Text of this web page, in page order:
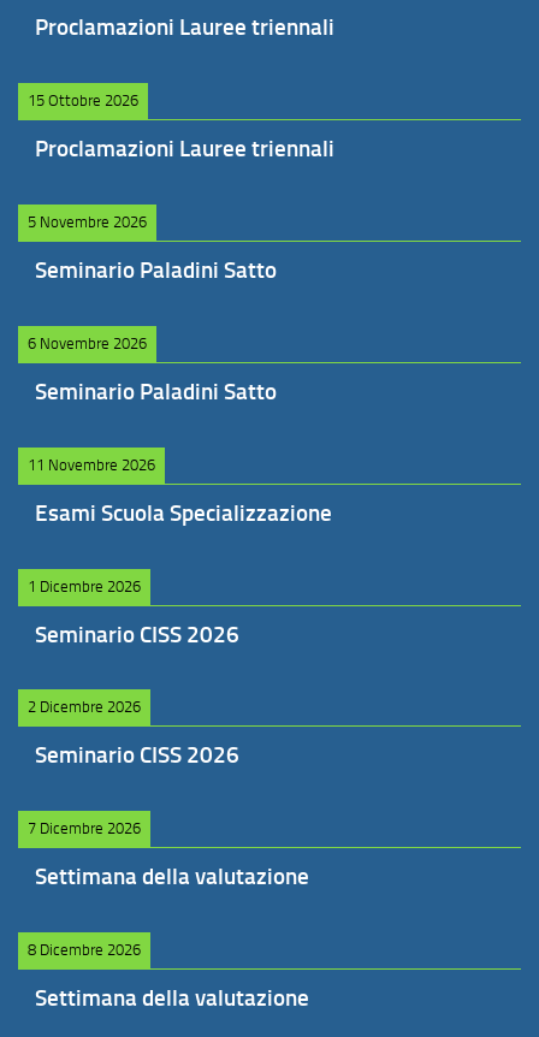
Proclamazioni Lauree triennali
15 Ottobre 2026
Proclamazioni Lauree triennali
5 Novembre 2026
Seminario Paladini Satto
6 Novembre 2026
Seminario Paladini Satto
11 Novembre 2026
Esami Scuola Specializzazione
1 Dicembre 2026
Seminario CISS 2026
2 Dicembre 2026
Seminario CISS 2026
7 Dicembre 2026
Settimana della valutazione
8 Dicembre 2026
Settimana della valutazione